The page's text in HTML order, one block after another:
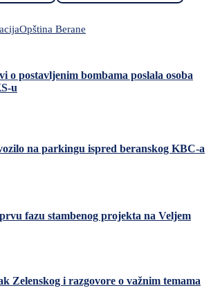
Opština Berane
o postavljenim bombama poslala osoba
u
na parkingu ispred beranskog KBC-a
fazu stambenog projekta na Veljem
Zelenskog i razgovore o važnim temama